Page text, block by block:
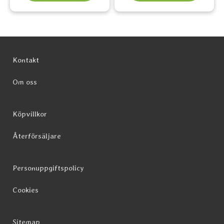
Kontakt
Om oss
Köpvillkor
Återförsäljare
Personuppgiftspolicy
Cookies
Sitemap